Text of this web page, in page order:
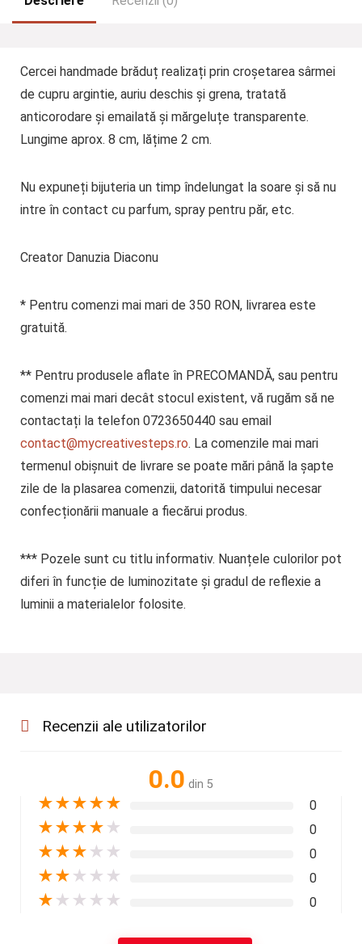
Cercei handmade brăduț realizați prin croșetarea sârmei
de cupru argintie, auriu deschis și grena, tratată
anticorodare și emailată și mărgeluțe transparente.
Lungime aprox. 8 cm, lățime 2 cm.
Nu expuneți bijuteria un timp îndelungat la soare și să nu
intre în contact cu parfum, spray pentru păr, etc.
Creator Danuzia Diaconu
* Pentru comenzi mai mari de 350 RON, livrarea este
gratuită.
** Pentru produsele aflate în PRECOMANDĂ, sau pentru
comenzi mai mari decât stocul existent, vă rugăm să ne
contactați la telefon 0723650440 sau email
contact@mycreativesteps.ro. La comenzile mai mari
termenul obișnuit de livrare se poate mări până la șapte
zile de la plasarea comenzii, datorită timpului necesar
confecționării manuale a fiecărui produs.
*** Pozele sunt cu titlu informativ. Nuanțele culorilor pot
diferi în funcție de luminozitate și gradul de reflexie a
luminii a materialelor folosite.
Recenzii ale utilizatorilor
0.0 din 5
★★★★★ 0
★★★★ ★ 0
★★★ ★ ★ 0
★★ ★ ★ ★ 0
★ ★ ★ ★ ★ 0